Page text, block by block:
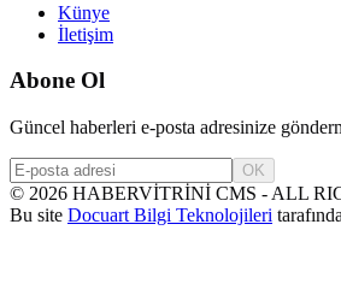
Künye
İletişim
Abone Ol
Güncel haberleri e-posta adresinize
OK
© 2026 HABERVİTRİNİ CMS - ALL
Bu site Docuart Bilgi Teknolojileri